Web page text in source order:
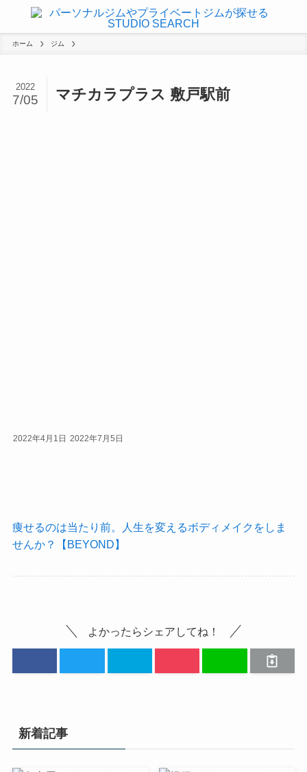
ホーム ジム
マチカラプラス 敷戸駅前
2022
7/05
2022年4月1日 2022年7月5日
痩せるのは当たり前。人生を変えるボディメイクをしま
せんか？【BEYOND】
よかったらシェアしてね！
新着記事